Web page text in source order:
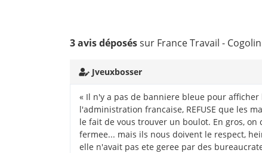
3 avis déposéssur France Travail - Cogolin
Jveuxbosser
« Il n'y a pas de banniere bleue pour afficher
l'administration francaise, REFUSE que les
le fait de vous trouver un boulot. En gros,
fermee... mais ils nous doivent le respect,
elle n'avait pas ete geree par des